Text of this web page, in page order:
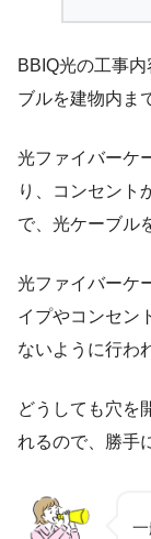
BBIQ光の工事内
ブルを建物内ま
光ファイバーケ
り、コンセント
で、光ケーブル
光ファイバーケ
イプやコンセン
ないように行わ
どうしても穴を
れるので、勝手